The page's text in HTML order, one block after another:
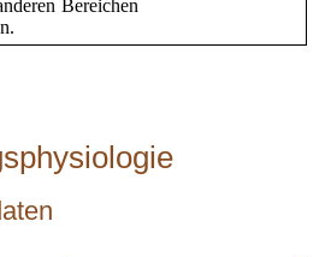
Bereichen